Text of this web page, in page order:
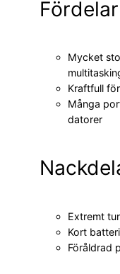
Fördelar
Mycket
Kraftfull
Många
datorer
Extremt
Kort
Föråldrad